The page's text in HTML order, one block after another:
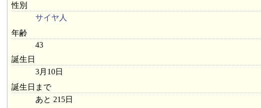
性別
サイヤ人
年齢
43
誕生日
3月10日
誕生日まで
あと 215日